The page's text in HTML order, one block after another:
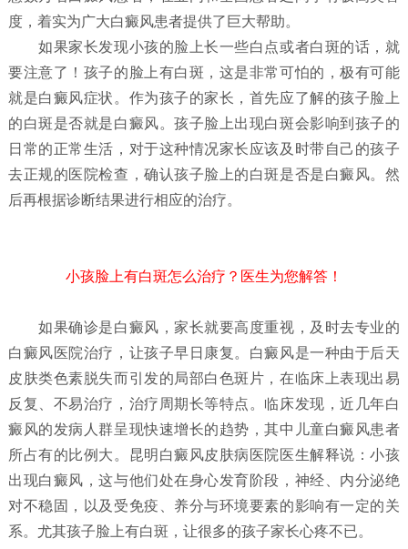
度，着实为广大白癜风患者提供了巨大帮助。
如果家长发现小孩的脸上长一些白点或者白斑的话，就
要注意了！孩子的脸上有白斑，这是非常可怕的，极有可能
就是白癜风症状。作为孩子的家长，首先应了解的孩子脸上
的白斑是否就是白癜风。孩子脸上出现白斑会影响到孩子的
日常的正常生活，对于这种情况家长应该及时带自己的孩子
去正规的医院检查，确认孩子脸上的白斑是否是白癜风。然
后再根据诊断结果进行相应的治疗。
小孩脸上有白斑怎么治疗？医生为您解答！
如果确诊是白癜风，家长就要高度重视，及时去专业的
白癜风医院治疗，让孩子早日康复。白癜风是一种由于后天
皮肤类色素脱失而引发的局部白色斑片，在临床上表现出易
反复、不易治疗，治疗周期长等特点。临床发现，近几年白
癜风的发病人群呈现快速增长的趋势，其中儿童白癜风患者
所占有的比例大。昆明白癜风皮肤病医院医生解释说：小孩
出现白癜风，这与他们处在身心发育阶段，神经、内分泌绝
对不稳固，以及受免疫、养分与环境要素的影响有一定的关
系。尤其孩子脸上有白斑，让很多的孩子家长心疼不已。